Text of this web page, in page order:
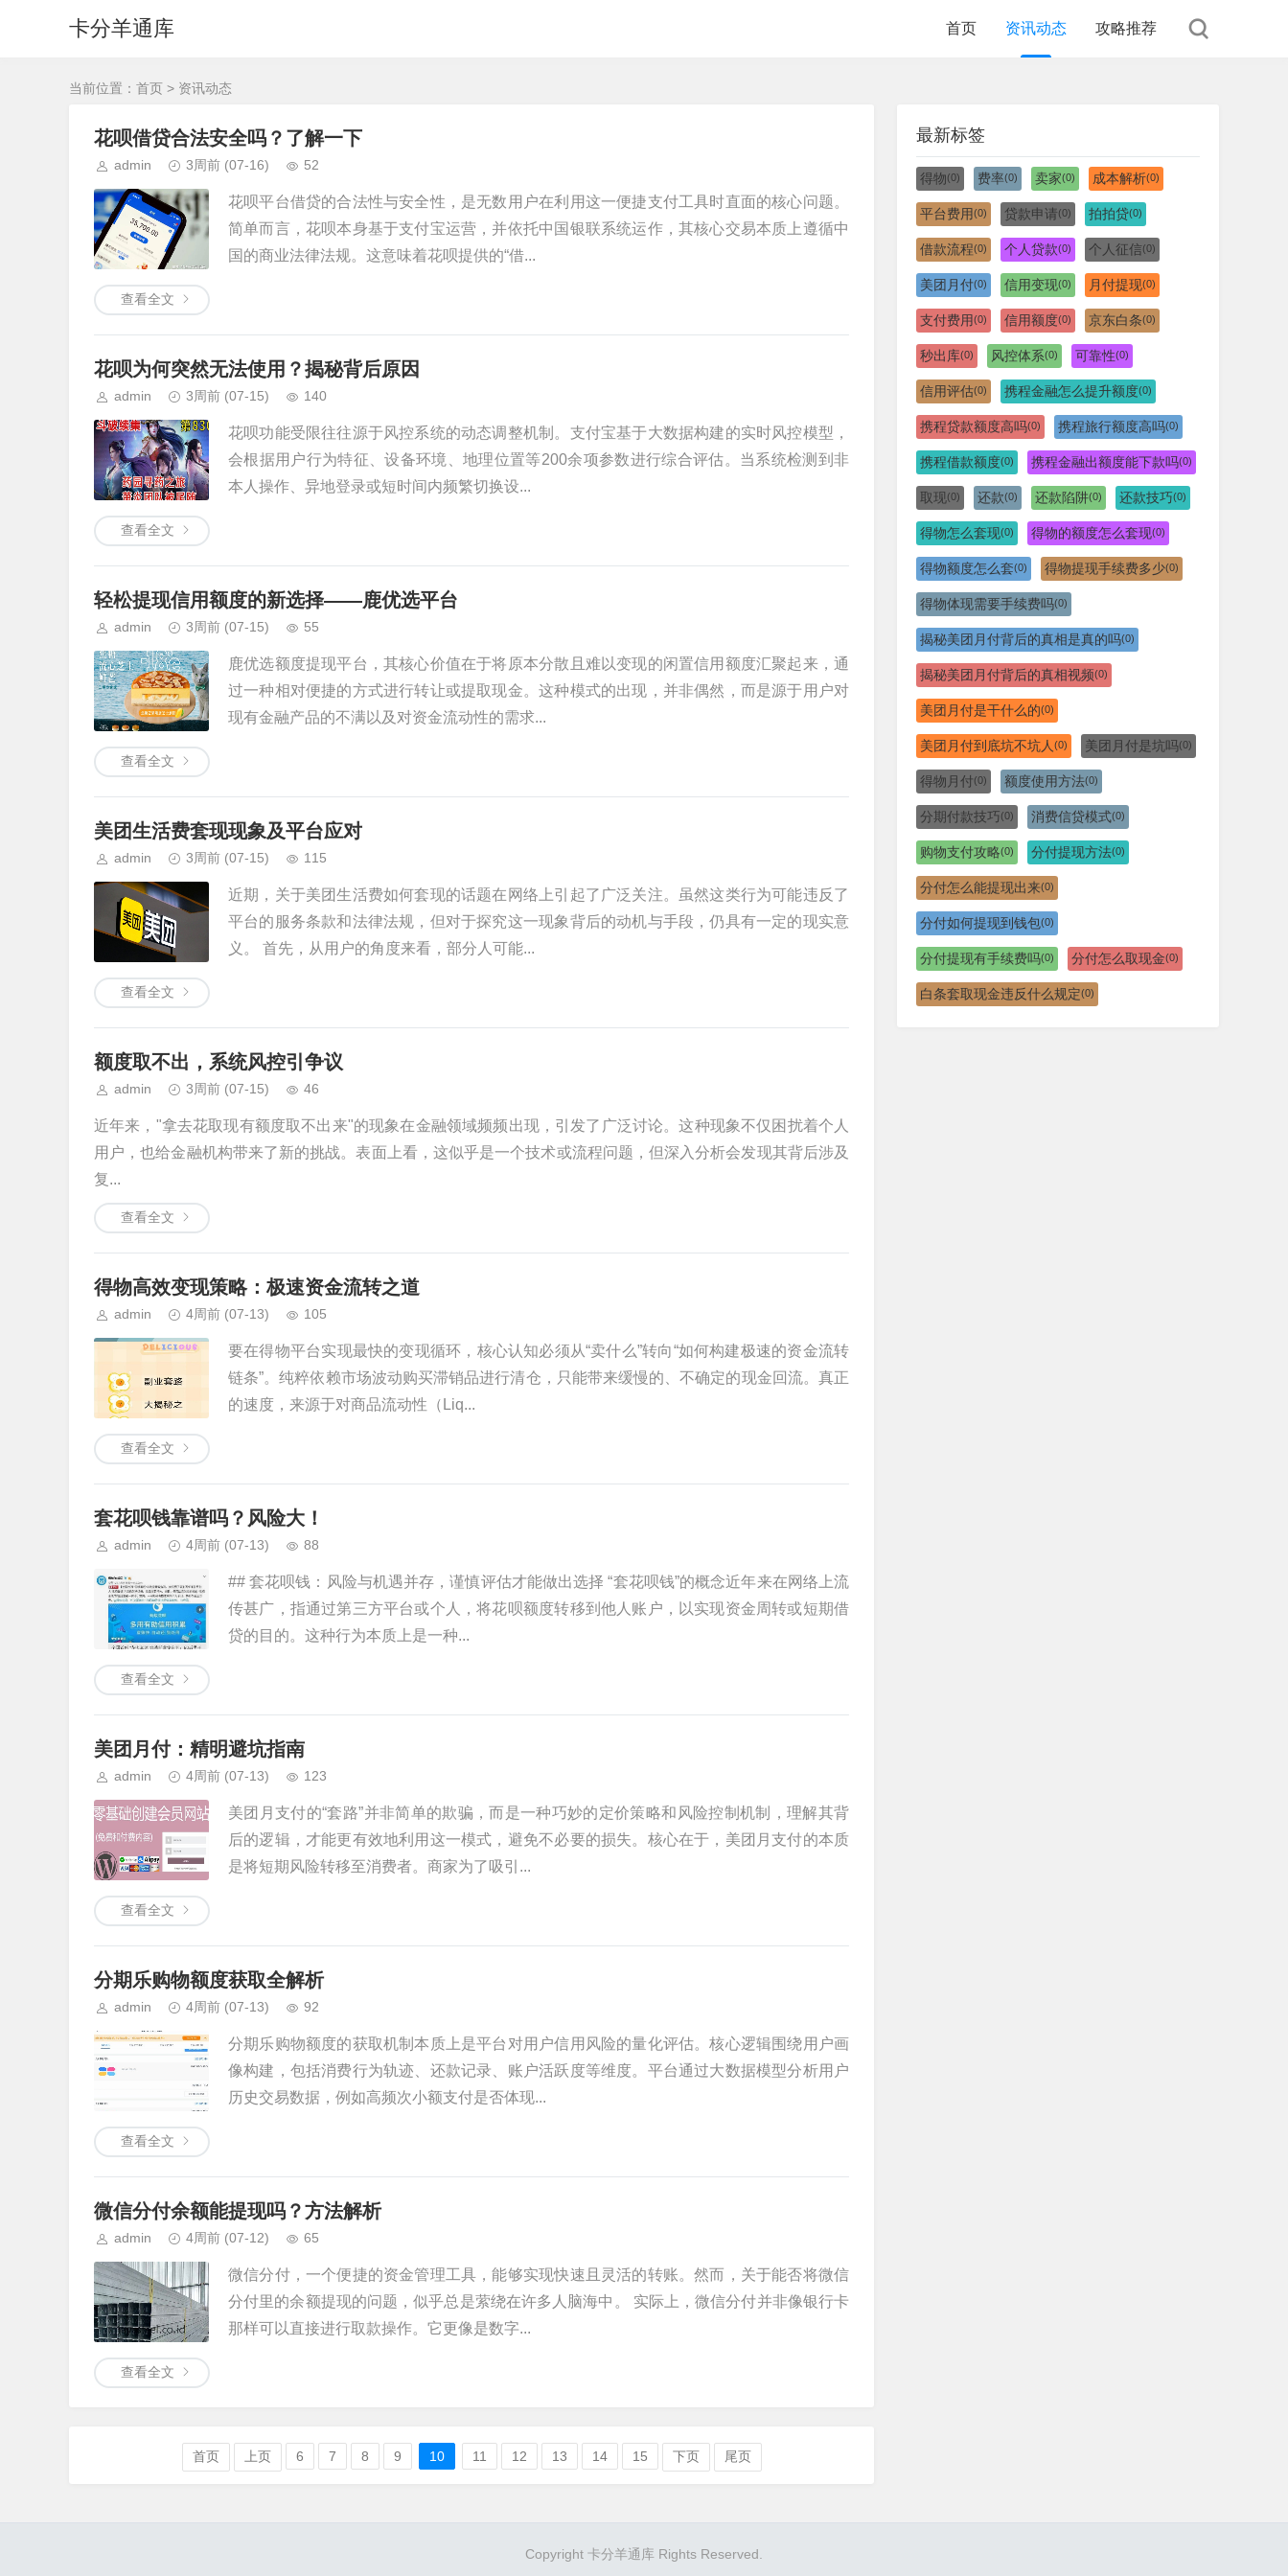
卡分羊通库 首页 资讯动态 攻略推荐
当前位置： 首页 > 资讯动态
花呗借贷合法安全吗？了解一下
admin 3周前 (07-16) 52
花呗平台借贷的合法性与安全性，是无数用户在利用这一便捷支付工具时直面的核心问题。
简单而言，花呗本身基于支付宝运营，并依托中国银联系统运作，其核心交易本质上遵循中
国的商业法律法规。这意味着花呗提供的“借...
查看全文
花呗为何突然无法使用？揭秘背后原因
admin 3周前 (07-15) 140
花呗功能受限往往源于风控系统的动态调整机制。支付宝基于大数据构建的实时风控模型，
会根据用户行为特征、设备环境、地理位置等200余项参数进行综合评估。当系统检测到非
本人操作、异地登录或短时间内频繁切换设...
查看全文
轻松提现信用额度的新选择——鹿优选平台
admin 3周前 (07-15) 55
鹿优选额度提现平台，其核心价值在于将原本分散且难以变现的闲置信用额度汇聚起来，通
过一种相对便捷的方式进行转让或提取现金。这种模式的出现，并非偶然，而是源于用户对
现有金融产品的不满以及对资金流动性的需求...
查看全文
美团生活费套现现象及平台应对
admin 3周前 (07-15) 115
近期，关于美团生活费如何套现的话题在网络上引起了广泛关注。虽然这类行为可能违反了
平台的服务条款和法律法规，但对于探究这一现象背后的动机与手段，仍具有一定的现实意
义。 首先，从用户的角度来看，部分人可能...
查看全文
额度取不出，系统风控引争议
admin 3周前 (07-15) 46
近年来，"拿去花取现有额度取不出来"的现象在金融领域频频出现，引发了广泛讨论。这种现象不仅困扰着个人
用户，也给金融机构带来了新的挑战。表面上看，这似乎是一个技术或流程问题，但深入分析会发现其背后涉及
复...
查看全文
得物高效变现策略：极速资金流转之道
admin 4周前 (07-13) 105
要在得物平台实现最快的变现循环，核心认知必须从“卖什么”转向“如何构建极速的资金流转
链条”。纯粹依赖市场波动购买滞销品进行清仓，只能带来缓慢的、不确定的现金回流。真正
的速度，来源于对商品流动性（Liq...
查看全文
套花呗钱靠谱吗？风险大！
admin 4周前 (07-13) 88
## 套花呗钱：风险与机遇并存，谨慎评估才能做出选择 “套花呗钱”的概念近年来在网络上流
传甚广，指通过第三方平台或个人，将花呗额度转移到他人账户，以实现资金周转或短期借
贷的目的。这种行为本质上是一种...
查看全文
美团月付：精明避坑指南
admin 4周前 (07-13) 123
美团月支付的“套路”并非简单的欺骗，而是一种巧妙的定价策略和风险控制机制，理解其背
后的逻辑，才能更有效地利用这一模式，避免不必要的损失。核心在于，美团月支付的本质
是将短期风险转移至消费者。商家为了吸引...
查看全文
分期乐购物额度获取全解析
admin 4周前 (07-13) 92
分期乐购物额度的获取机制本质上是平台对用户信用风险的量化评估。核心逻辑围绕用户画
像构建，包括消费行为轨迹、还款记录、账户活跃度等维度。平台通过大数据模型分析用户
历史交易数据，例如高频次小额支付是否体现...
查看全文
微信分付余额能提现吗？方法解析
admin 4周前 (07-12) 65
微信分付，一个便捷的资金管理工具，能够实现快速且灵活的转账。然而，关于能否将微信
分付里的余额提现的问题，似乎总是萦绕在许多人脑海中。 实际上，微信分付并非像银行卡
那样可以直接进行取款操作。它更像是数字...
查看全文
首页 上页 6 7 8 9 10 11 12 13 14 15 下页 尾页
最新标签
得物(0) 费率(0) 卖家(0) 成本解析(0)
平台费用(0) 贷款申请(0) 拍拍贷(0)
借款流程(0) 个人贷款(0) 个人征信(0)
美团月付(0) 信用变现(0) 月付提现(0)
支付费用(0) 信用额度(0) 京东白条(0)
秒出库(0) 风控体系(0) 可靠性(0)
信用评估(0) 携程金融怎么提升额度(0)
携程贷款额度高吗(0) 携程旅行额度高吗(0)
携程借款额度(0) 携程金融出额度能下款吗(0)
取现(0) 还款(0) 还款陷阱(0) 还款技巧(0)
得物怎么套现(0) 得物的额度怎么套现(0)
得物额度怎么套(0) 得物提现手续费多少(0)
得物体现需要手续费吗(0)
揭秘美团月付背后的真相是真的吗(0)
揭秘美团月付背后的真相视频(0)
美团月付是干什么的(0)
美团月付到底坑不坑人 (0) 美团月付是坑吗(0)
得物月付(0) 额度使用方法(0)
分期付款技巧(0) 消费信贷模式(0)
购物支付攻略(0) 分付提现方法(0)
分付怎么能提现出来(0)
分付如何提现到钱包(0)
分付提现有手续费吗(0) 分付怎么取现金(0)
白条套取现金违反什么规定(0)
Copyright 卡分羊通库 Rights Reserved.